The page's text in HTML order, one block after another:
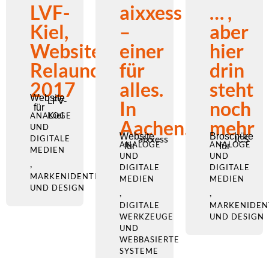
LVF-
Kiel,
Website
Relaunch
2017
Website
für
LFV-
Kiel
ANALOGE
UND
DIGITALE
MEDIEN
,
MARKENIDENTITÄT
UND DESIGN
aixxess
–
einer
für
alles.
In
Aachen.
Website
für
aixxess
ANALOGE
UND
DIGITALE
MEDIEN
,
DIGITALE
WERKZEUGE
UND
WEBBASIERTE
SYSTEME
… ,
aber
hier
drin
steht
noch
mehr
Broschüre
für
JCS
ANALOGE
UND
DIGITALE
MEDIEN
,
UND DESIGN